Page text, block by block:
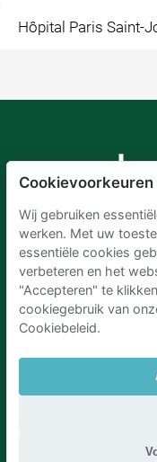
Hôpital Paris Saint-
Parkeren Den Haag|
Cookievoorkeuren
Wij gebruiken
werken. Met uw
essentiële cookies
verbeteren en het
"Accepteren" te
cookiegebruik van
Cookiebeleid.